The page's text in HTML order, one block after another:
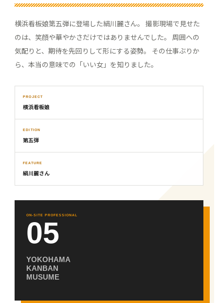
横浜看板娘第五弾に登場した絹川麗さん。 撮影現場で見せた
のは、笑顔や華やかさだけではありませんでした。 周囲への
気配りと、期待を先回りして形にする姿勢。 その仕事ぶりか
ら、本当の意味での「いい女」を知りました。
PROJECT
横浜看板娘
EDITION
第五弾
FEATURE
絹川麗さん
ON-SITE PROFESSIONAL
05
YOKOHAMA
KANBAN
MUSUME